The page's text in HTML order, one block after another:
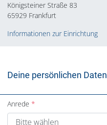
Königsteiner Straße 83
65929 Frankfurt
Informationen zur Einrichtung
Deine persönlichen Daten
Anrede